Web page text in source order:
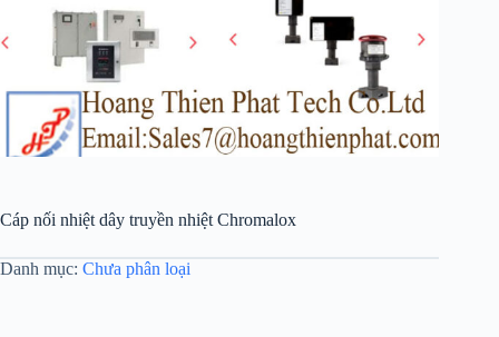
Cáp nối nhiệt dây truyền nhiệt Chromalox
Danh mục: Chưa phân loại